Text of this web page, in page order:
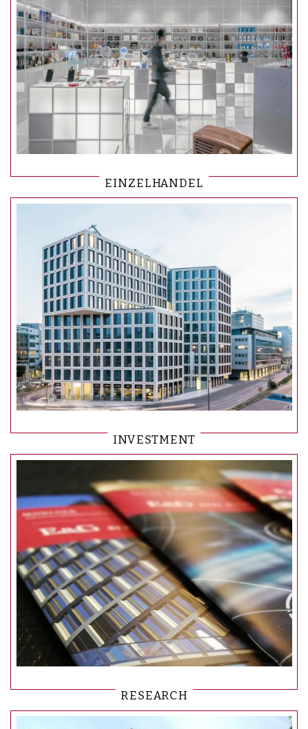
EINZELHANDEL
INVESTMENT
RESEARCH